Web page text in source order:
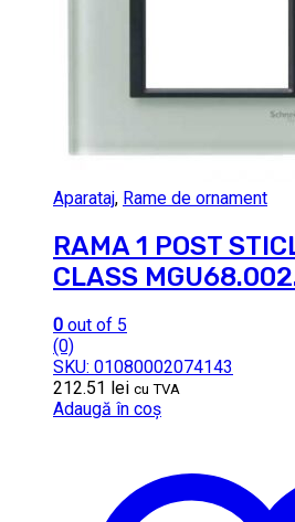
Aparataj, Rame de ornament
RAMA 1 POST
CLASS
0 out of 5
(0)
SKU: 01080002074143
212.51 lei cu TVA
Adaugă în coș